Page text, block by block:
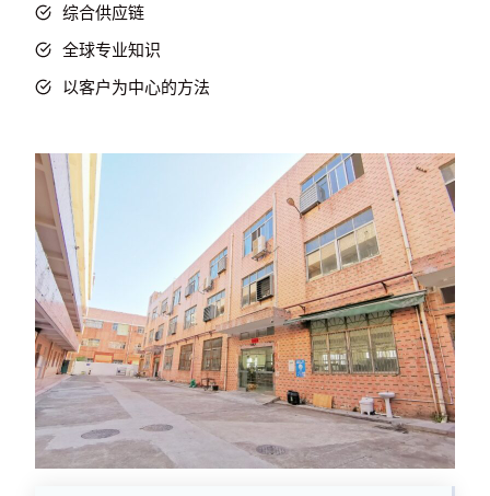
综合供应链
全球专业知识
以客户为中心的方法